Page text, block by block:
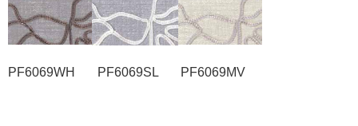
PF6069WH PF6069SL PF6069MV